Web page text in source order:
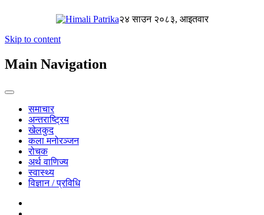
२४ साउन २०८३, आइतवार
Skip to content
Main Navigation
समाचार
अन्तराष्ट्रिय
खेलकुद
कला मनोरञ्जन
रोचक
अर्थ वाणिज्य
स्वास्थ्य
विज्ञान / प्रविधि